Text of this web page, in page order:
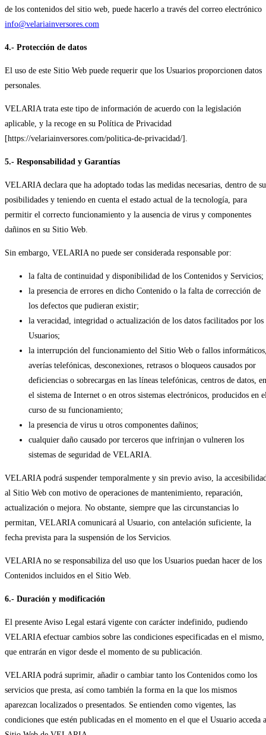
de los contenidos del sitio web, puede hacerlo a través del correo electrónico
info@velariainversores.com
4.- Protección de datos
El uso de este Sitio Web puede requerir que los Usuarios proporcionen datos
personales.
VELARIA trata este tipo de información de acuerdo con la legislación
aplicable, y la recoge en su Política de Privacidad
[https://velariainversores.com/politica-de-privacidad/].
5.- Responsabilidad y Garantías
VELARIA declara que ha adoptado todas las medidas necesarias, dentro de
posibilidades y teniendo en cuenta el estado actual de la tecnología, para
permitir el correcto funcionamiento y la ausencia de virus y componentes
dañinos en su Sitio Web.
Sin embargo, VELARIA no puede ser considerada responsable por:
la falta de continuidad y disponibilidad de los Contenidos y Servicios;
la presencia de errores en dicho Contenido o la falta de corrección de
los defectos que pudieran existir;
la veracidad, integridad o actualización de los datos facilitados por los
Usuarios;
la interrupción del funcionamiento del Sitio Web o fallos
averías telefónicas, desconexiones, retrasos o bloqueos causados por
deficiencias o sobrecargas en las líneas telefónicas, centros de datos, en
el sistema de Internet o en otros sistemas electrónicos, producidos en
curso de su funcionamiento;
la presencia de virus u otros componentes dañinos;
cualquier daño causado por terceros que infrinjan o vulneren los
sistemas de seguridad de VELARIA.
VELARIA podrá suspender temporalmente y sin previo aviso, la
al Sitio Web con motivo de operaciones de mantenimiento, reparación,
actualización o mejora. No obstante, siempre que las circunstancias lo
permitan, VELARIA comunicará al Usuario, con antelación suficiente, la
fecha prevista para la suspensión de los Servicios.
VELARIA no se responsabiliza del uso que los Usuarios puedan hacer de los
Contenidos incluidos en el Sitio Web.
6.- Duración y modificación
El presente Aviso Legal estará vigente con carácter indefinido, pudiendo
VELARIA efectuar cambios sobre las condiciones especificadas en el
que entrarán en vigor desde el momento de su publicación.
VELARIA podrá suprimir, añadir o cambiar tanto los Contenidos como los
servicios que presta, así como también la forma en la que los mismos
aparezcan localizados o presentados. Se entienden como vigentes, las
condiciones que estén publicadas en el momento en el que el Usuario acceda